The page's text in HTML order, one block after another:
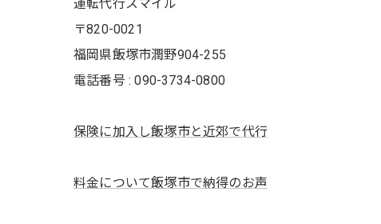
運転代行スマイル
〒820-0021
福岡県飯塚市潤野904-255
電話番号 : 090-3734-0800
保険に加入し飯塚市と近郊で代行
料金について飯塚市で納得のお声